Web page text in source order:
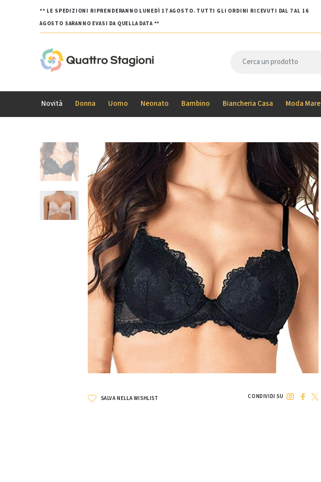
** LE SPEDIZIONI RIPRENDERANNO LUNEDÌ 17 AGOSTO. TUTTI GLI ORDINI RICEVUTI DAL 7 AL 16
AGOSTO SARANNO EVASI DA QUELLA DATA **
Novità Donna Uomo Neonato Bambino Biancheria Casa Moda Mare
SALVA NELLA WISHLIST CONDIVIDI SU